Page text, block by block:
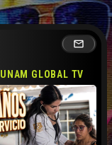
UNAM GLOBAL TV